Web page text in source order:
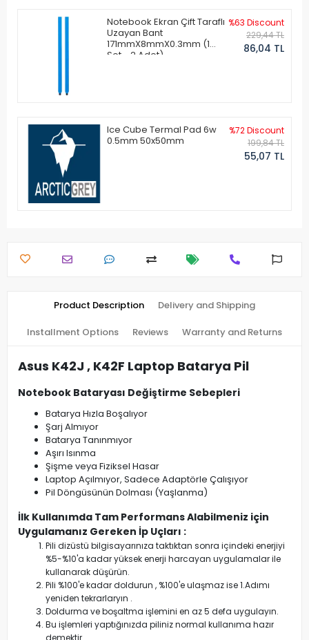
Notebook Ekran Çift Taraflı
Uzayan Bant
171mmX8mmX0.3mm (1
Set - 2 Adet)
%63 Discount
229,44 TL
86,04 TL
Ice Cube Termal Pad 6w
0.5mm 50x50mm
%72 Discount
199,84 TL
55,07 TL
Product Description Delivery and Shipping
Installment Options Reviews Warranty and Returns
Asus K42J , K42F Laptop Batarya Pil
Notebook Bataryası Değiştirme Sebepleri
Batarya Hızla Boşalıyor
Şarj Almıyor
Batarya Tanınmıyor
Aşırı Isınma
Şişme veya Fiziksel Hasar
Laptop Açılmıyor, Sadece Adaptörle Çalışıyor
Pil Döngüsünün Dolması (Yaşlanma)
İlk Kullanımda Tam Performans Alabilmeniz için
Uygulamanız Gereken İp Uçları :
Pili dizüstü bilgisayarınıza taktıktan sonra içindeki enerjiyi
%5-%10'a kadar yüksek enerji harcayan uygulamalar ile
kullanarak düşürün.
Pili %100'e kadar doldurun , %100'e ulaşmaz ise 1.Adımı
yeniden tekrarlaryın .
Doldurma ve boşaltma işlemini en az 5 defa uygulayın.
Bu işlemleri yaptığınızda piliniz normal kullanıma hazır
demektir.